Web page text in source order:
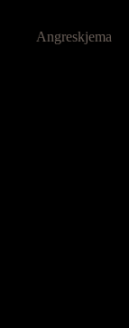
Angreskjema